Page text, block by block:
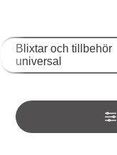
Blixtar och tillbehör
universal
Hoppa
över
filtersektionen
Filtrera &